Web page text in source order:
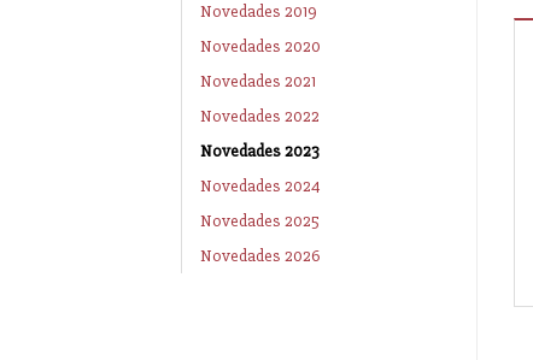
Novedades 2019
Novedades 2020
Novedades 2021
Novedades 2022
Novedades 2023
Novedades 2024
Novedades 2025
Novedades 2026